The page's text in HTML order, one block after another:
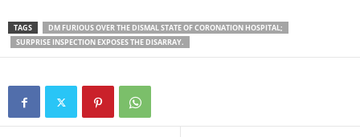
TAGS
DM FURIOUS OVER THE DISMAL STATE OF CORONATION HOSPITAL;
SURPRISE INSPECTION EXPOSES THE DISARRAY.